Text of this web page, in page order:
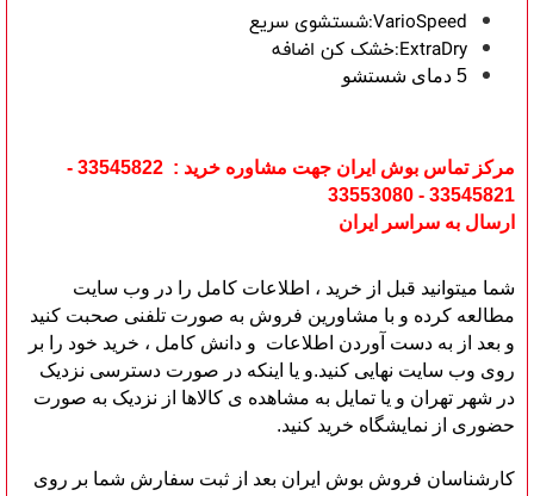
شستشوی سریع:VarioSpeed
خشک کن اضافه:ExtraDry
5 دمای شستشو
مرکز تماس بوش ایران جهت مشاوره خرید : 33545822 -
33545821 - 33553080
ارسال به سراسر ایران
شما میتوانید قبل از خرید ، اطلاعات کامل را در وب سایت
مطالعه کرده و با مشاورین فروش به صورت تلفنی صحبت کنید
و بعد از به دست آوردن اطلاعات و دانش کامل ، خرید خود را بر
روی وب سایت نهایی کنید.و یا اینکه در صورت دسترسی نزدیک
در شهر تهران و یا تمایل به مشاهده ی کالاها از نزدیک به صورت
حضوری از نمایشگاه خرید کنید.
کارشناسان فروش بوش ایران بعد از ثبت سفارش شما بر روی